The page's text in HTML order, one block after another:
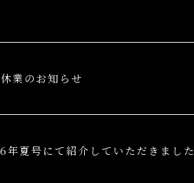
業のお知らせ
夏号にて紹介していただきました